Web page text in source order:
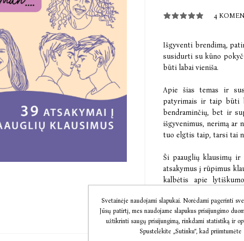
4
Išgyventi brendimą,
susidurti su kūno
būti labai vieniša.
Apie šias temas ir
patyrimais ir taip būti
bendraminčių, bet ir
išgyvenimus, nerimą ar
tuo elgtis taip, tarsi tai
Ši paauglių klausimų
atsakymus į rūpimus
kalbėtis apie
Šiame rinkinyje yra
paauglystės ir
nereiškia, kad į juos
Svetainėje naudojami slapukai. Norėdami pagerinti
Jūsų patirtį, mes naudojame slapukus prisijungimo
užtikrinti saugų prisijungimą, rinkdami statistiką ir
Spustelėkite „Sutinku“, kad priimtumėte